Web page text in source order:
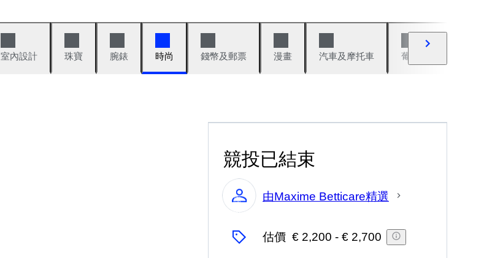
室內設計 珠寶 腕錶 時尚 錢幣及郵票 漫畫 汽車及摩托車 葡萄酒與烈酒
競投已結束
專
家
由Maxime Betticare精選
估價 € 2,200 - € 2,700